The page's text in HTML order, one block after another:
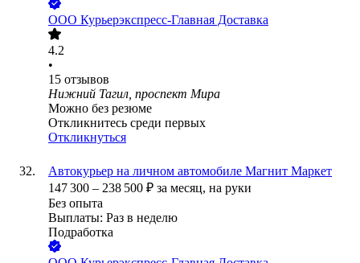
ООО Курьерэкспресс-Главная Доставка
4.2
•
15 отзывов
Нижний Тагил, проспект Мира
Можно без резюме
Откликнитесь среди первых
Откликнуться
Автокурьер на личном автомобиле Магнит Маркет
147 300 – 238 500 ₽ за месяц, на руки
Без опыта
Выплаты: Раз в неделю
Подработка